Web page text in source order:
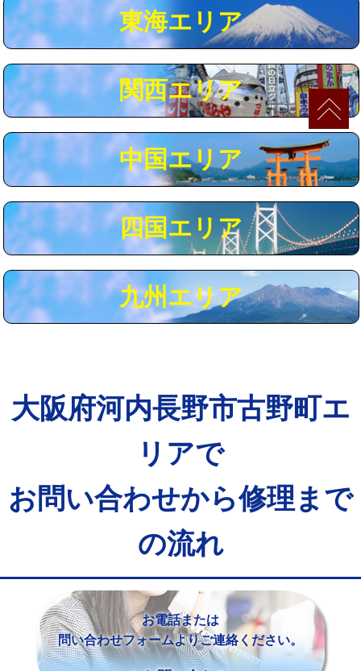
コンクリート斫り（厚さ10㎝まで） 27,500円
コンクリート斫り（厚さ10㎝超え） 38,500円
モルタル補修（厚さ10㎝まで） 27,500円
追加人工 16,500円
※給水管工事は20mmまでの価格です。
東海エリア
関西エリア
中国エリア
四国エリア
九州エリア
大阪府河内長野市古野町エ
リアで
お問い合わせから修理まで
の流れ
お電話または
問い合わせフォームよりご連絡ください。